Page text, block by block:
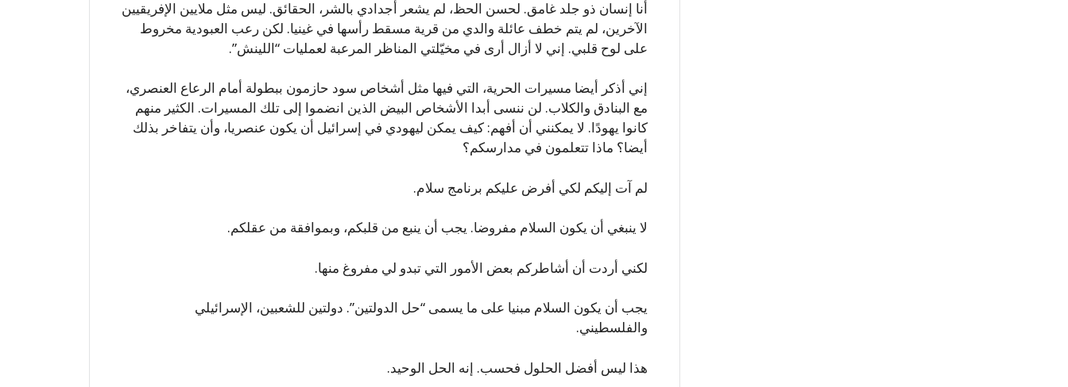
أنا إنسان ذو جلد غامق. لحسن الحظ، لم يشعر أجدادي بالشر، الحقائق. ليس مثل ملايين الإفريقيين
الآخرين، لم يتم خطف عائلة والدي من قرية مسقط رأسها في غينيا. لكن رعب العبودية مخروط
على لوح قلبي. إني لا أزال أرى في مخيّلتي المناظر المرعبة لعمليات “اللينش”.
إني أذكر أيضا مسيرات الحرية، التي فيها مثل أشخاص سود حازمون ببطولة أمام الرعاع العنصري،
مع البنادق والكلاب. لن ننسى أبدا الأشخاص البيض الذين انضموا إلى تلك المسيرات. الكثير منهم
كانوا يهودًا. لا يمكنني أن أفهم: كيف يمكن ليهودي في إسرائيل أن يكون عنصريا، وأن يتفاخر بذلك
أيضا؟ ماذا تتعلمون في مدارسكم؟
لم آت إليكم لكي أفرض عليكم برنامج سلام.
لا ينبغي أن يكون السلام مفروضا. يجب أن ينبع من قلبكم، وبموافقة من عقلكم.
لكني أردت أن أشاطركم بعض الأمور التي تبدو لي مفروغ منها.
يجب أن يكون السلام مبنيا على ما يسمى “حل الدولتين”. دولتين للشعبين، الإسرائيلي
والفلسطيني.
هذا ليس أفضل الحلول فحسب. إنه الحل الوحيد.